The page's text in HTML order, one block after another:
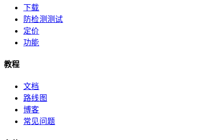
下载
防检测测试
定价
功能
教程
文档
路线图
博客
常见问题